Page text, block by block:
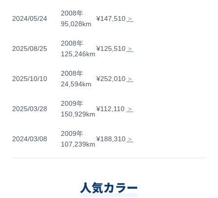
2024/05/24
2008年
95,028km
¥147,510 ＞
2025/08/25
2008年
125,246km
¥125,510 ＞
2025/10/10
2008年
24,594km
¥252,010 ＞
2025/03/28
2009年
150,929km
¥112,110 ＞
2024/03/08
2009年
107,239km
¥188,310 ＞
人気カラー